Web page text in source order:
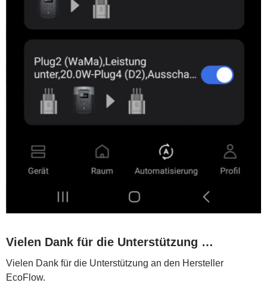
Vielen Dank für die Unterstützung …
Vielen Dank für die Unterstützung an den Hersteller
EcoFlow.